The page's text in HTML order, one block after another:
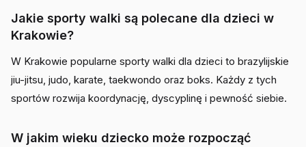
Jakie sporty walki są polecane dla dzieci w
Krakowie?
W Krakowie popularne sporty walki dla dzieci to brazylijskie
jiu-jitsu, judo, karate, taekwondo oraz boks. Każdy z tych
sportów rozwija koordynację, dyscyplinę i pewność siebie.
W jakim wieku dziecko może rozpocząć